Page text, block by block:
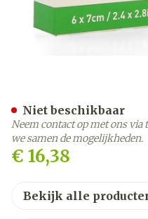
€ 16,38
Niet beschikbaar
Neem contact op met ons
we samen de mogelijkheden.
Bekijk alle